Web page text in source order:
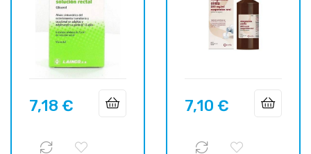
Prix
7,18 € Prix
7,10 €